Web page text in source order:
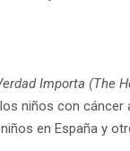
Importa (The
niños con
en España y